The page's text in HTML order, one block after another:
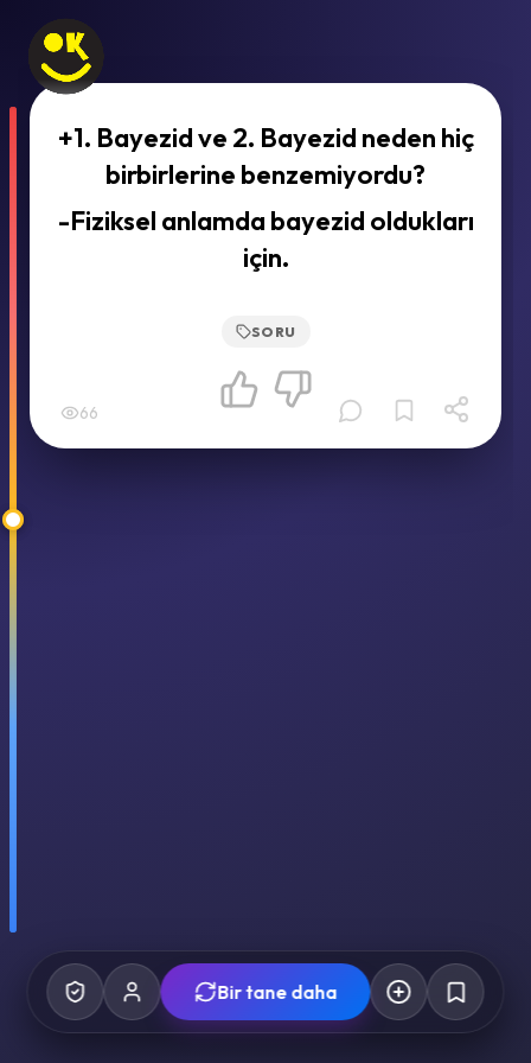
+1. Bayezid ve 2. Bayezid neden hiç
birbirlerine benzemiyordu?
-Fiziksel anlamda bayezid oldukları
için.
SORU
66
Bir tane daha